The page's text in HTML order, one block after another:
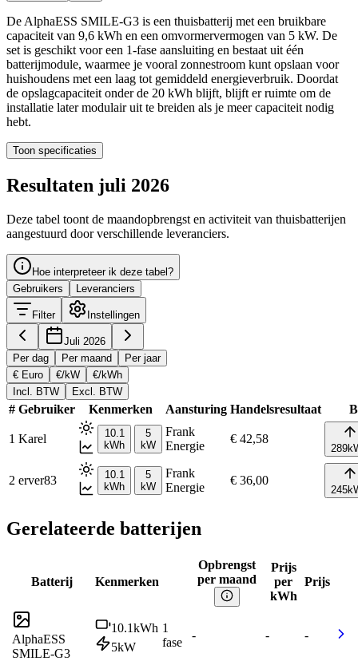
De AlphaESS SMILE-G3 is een thuisbatterij met een bruikbare
capaciteit van 9,6 kWh en een omvormervermogen van 5 kW. De
set is geschikt voor een 1-fase aansluiting en bestaat uit één
batterijmodule, waarmee je vooral zonnestroom kunt opslaan voor
huishoudens met een laag tot gemiddeld energieverbruik. Doordat
de opslagcapaciteit onder de 20 kWh blijft, blijft er ruimte om de
installatie later modulair uit te breiden als je meer capaciteit nodig
hebt.
Toon specificaties
Resultaten juli 2026
Deze tabel toont de maandopbrengst en activiteit van thuisbatterijen
aangestuurd door verschillende leveranciers.
Hoe interpreteer ik deze tabel?
Gebruikers
Leveranciers
Filter Instellingen
Juli 2026
Per dag
Per maand
Per jaar
€ Euro
€/kW
€/kWh
Incl. BTW
Excl. BTW
# Gebruiker Kenmerken Aansturing Handelsresultaat
1 Karel
10.1
kWh
5
kW
Frank
Energie
€ 42,58
289
2 erver83
10.1
kWh
5
kW
Frank
Energie
€ 36,00
245
Gerelateerde batterijen
Batterij Kenmerken
Opbrengst
per maand
Prijs
per
kWh
Prijs
AlphaESS
SMILE-G3
10.1kWh
5kW
1
fase
- - -